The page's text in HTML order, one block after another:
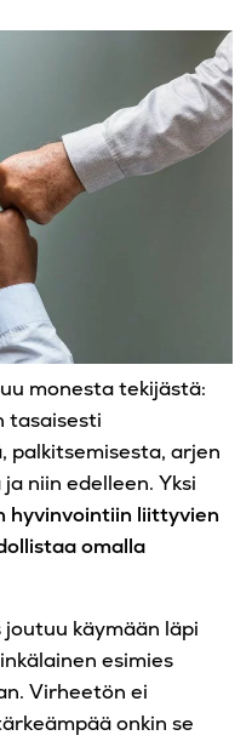
monesta tekijästä:
tasaisesti
palkitsemisesta, arjen
niin edelleen. Yksi
hyvinvointiin liittyvien
omalla
käymään läpi
esimies
Virheetön ei
onkin se